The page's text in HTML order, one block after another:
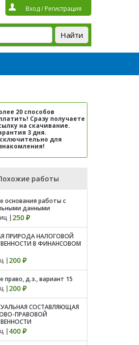
Вход/ Регистрация
20 способов
Сразу получаете
на скачивание.
3 дня.
для
работы
основания работы с
данными
| 250 ₽
ПРИРОДА НАЛОГОВОЙ
В ФИНАНСОВОМ
| 200 ₽
право, д.з., вариант 15
| 200 ₽
СОСТАВЛЯЮЩАЯ
ПРАВОВОЙ
| 400 ₽